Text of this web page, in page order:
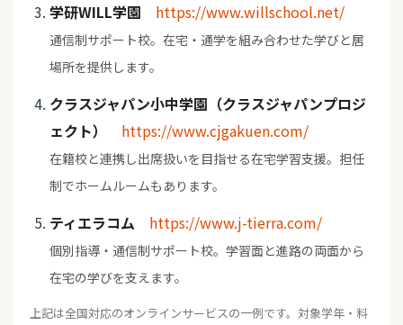
学研WILL学園 https://www.willschool.net/
通信制サポート校。在宅・通学を組み合わせた学びと居
場所を提供します。
クラスジャパン小中学園（クラスジャパンプロジ
ェクト）
https://www.cjgakuen.com/
在籍校と連携し出席扱いを目指せる在宅学習支援。担任
制でホームルームもあります。
ティエラコム https://www.j-tierra.com/
個別指導・通信制サポート校。学習面と進路の両面から
在宅の学びを支えます。
上記は全国対応のオンラインサービスの一例です。対象学年・料